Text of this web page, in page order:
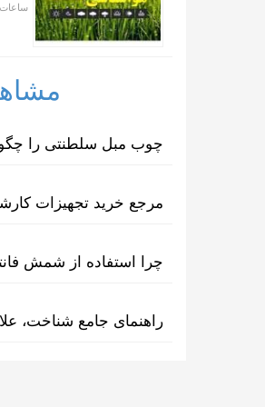
ساعات
چوب مبل سلطنتی را
مرجع خرید تجهیزات
چرا استفاده از شمش
راهنمای جامع شناخت،